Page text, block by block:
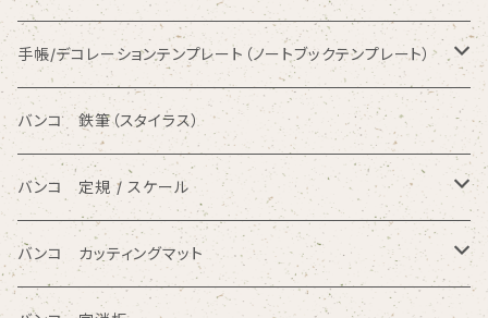
数字入りテンプレート定規
ひらがな入りテンプレート定規
アルファベット入りテンプレート定規
円/楕円/アール入りテンプレート定規
手帳/デコレーションテンプレート（ノートブックテンプレート）
バンコ ノートブックテンプレート（カードサイズ）
バンコ ルーラースリム（定規型）
バンコ ノートブックテンプレート（はがきサイズ）
バンコ 鉄筆（スタイラス）
バンコ 定規 / スケール
方眼カッティング定規
バンコ カッティングマット